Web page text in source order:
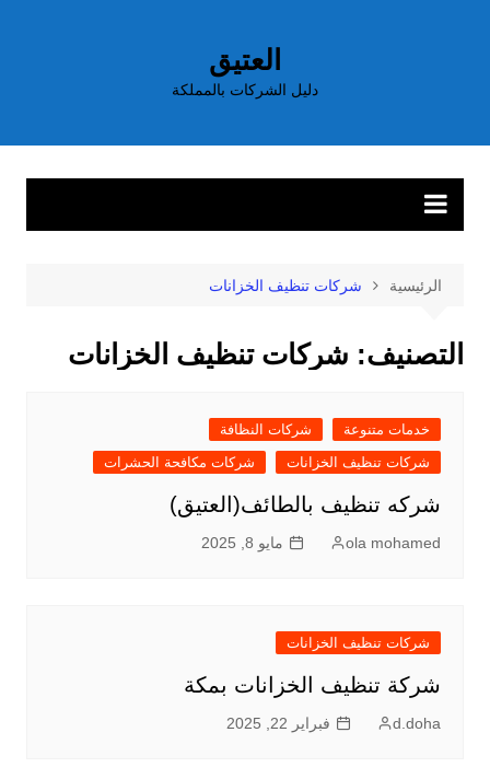
العتيق
دليل الشركات بالمملكة
الرئيسية شركات تنظيف الخزانات
التصنيف: شركات تنظيف الخزانات
خدمات متنوعة
شركات النظافة
شركات تنظيف الخزانات
شركات مكافحة الحشرات
شركه تنظيف بالطائف(العتيق)
ola mohamed مايو 8, 2025
شركات تنظيف الخزانات
شركة تنظيف الخزانات بمكة
d.doha فبراير 22, 2025